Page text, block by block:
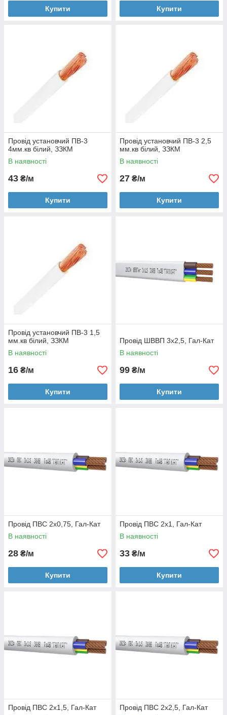
Купити Купити
Провід установчий ПВ-3
4мм.кв білий, ЗЗКМ
В наявності
43 ₴/м
Купити
Провід установчий ПВ-3 2,5
мм.кв білий, ЗЗКМ
В наявності
27 ₴/м
Купити
Провід установчий ПВ-3 1,5
мм.кв білий, ЗЗКМ
В наявності
16 ₴/м
Купити
Провід ШВВП 3х2,5, Гал-Кат
В наявності
99 ₴/м
Купити
Провід ПВС 2х0,75, Гал-Кат
В наявності
28 ₴/м
Купити
Провід ПВС 2х1, Гал-Кат
В наявності
33 ₴/м
Купити
Провід ПВС 2х1,5, Гал-Кат
Провід ПВС 2х2,5, Гал-Кат